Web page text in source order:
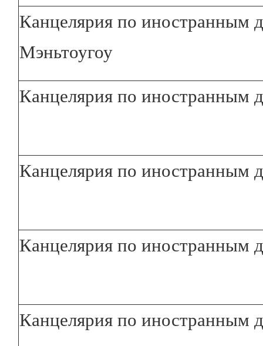
Канцелярия по иностранным
Мэньтоугоу
Канцелярия по иностранным
Канцелярия по иностранным
Канцелярия по иностранным
Канцелярия по иностранным